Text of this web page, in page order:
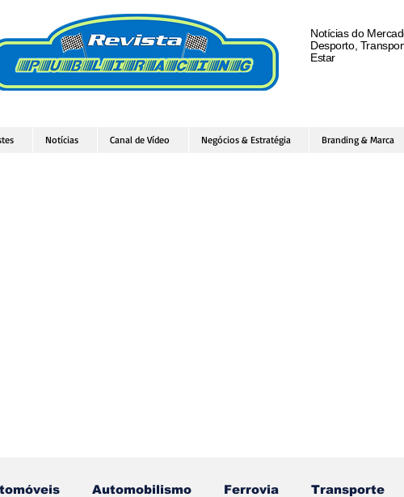
Notícias do
Desporto,
Estar
Notícias Canal de Vídeo Negócios & Estratégia Branding & Marca
Automobilismo Ferrovia Transporte